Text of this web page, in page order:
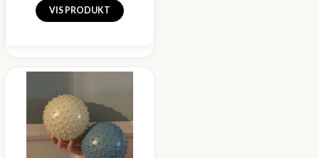
VIS PRODUKT